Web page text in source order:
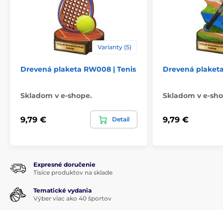
Varianty (5)
Drevená plaketa RW008 | Tenis
Skladom v e-shope.
9,79 € Detail
Drevená
Skladom v e-
9,79 €
Expresné doručenie
Tisíce produktov na sklade
Tematické vydania
Výber viac ako 40 športov